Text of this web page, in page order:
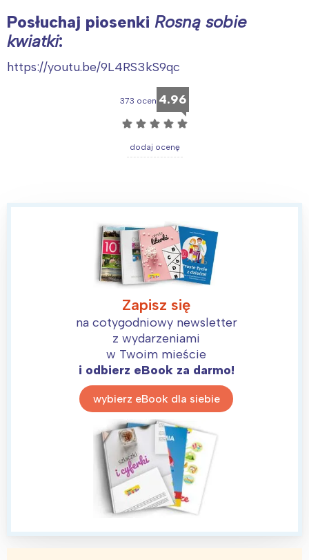
Posłuchaj piosenki Rosną sobie
kwiatki:
https://youtu.be/9L4RS3kS9qc
373 ocen 4.96
☆ ☆ ☆ ☆ ☆
dodaj ocenę
Zapisz się
na cotygodniowy newsletter
z wydarzeniami
w Twoim mieście
i odbierz eBook za darmo!
wybierz eBook dla siebie